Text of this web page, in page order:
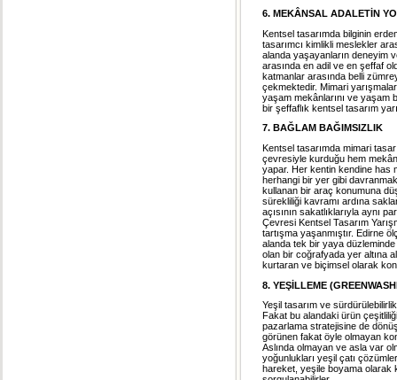
6. MEKÂNSAL ADALETİN
Kentsel tasarımda bilginin
tasarımcı kimlikli meslekler
alanda yaşayanların deneyim
arasında en adil ve en şeffaf
katmanlar arasında belli
çekmektedir. Mimari
yaşam mekânlarını ve yaşam
bir şeffaflık kentsel tasarım
7. BAĞLAM BAĞIMSIZLIK
Kentsel tasarımda mimari
çevresiyle kurduğu hem
yapar. Her kentin kendine has
herhangi bir yer gibi
kullanan bir araç konumuna
sürekliliği kavramı ardına
açısının sakatlıklarıyla aynı
Çevresi Kentsel Tasarım
tartışma yaşanmıştır. Edirne
alanda tek bir yaya düzleminde
olan bir coğrafyada yer altına
kurtaran ve biçimsel olarak
8. YEŞİLLEME
Yeşil tasarım ve
Fakat bu alandaki ürün
pazarlama stratejisine de
görünen fakat öyle olmayan
Aslında olmayan ve asla var
yoğunlukları yeşil çatı
hareket, yeşile boyama olarak